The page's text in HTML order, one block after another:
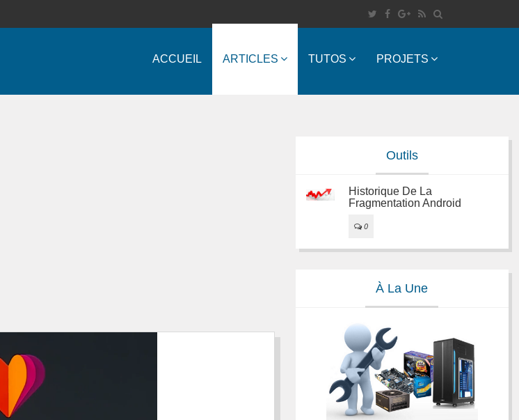
ACCUEIL ARTICLES TUTOS PROJETS
Outils
Historique De La
Fragmentation Android
0
À La Une